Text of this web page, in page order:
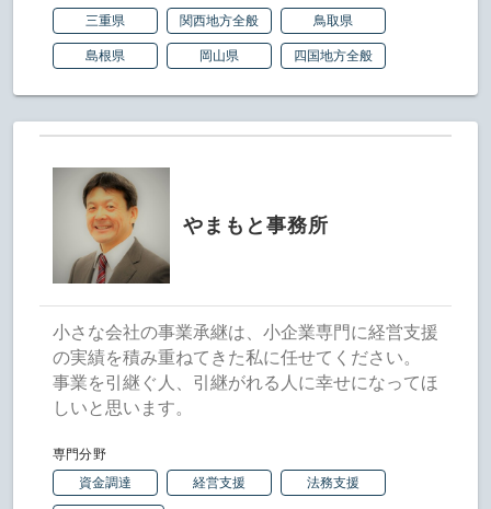
三重県 関西地方全般 鳥取県
島根県 岡山県 四国地方全般
やまもと事務所
小さな会社の事業承継は、小企業専門に経営支援
の実績を積み重ねてきた私に任せてください。
事業を引継ぐ人、引継がれる人に幸せになってほ
しいと思います。
専門分野
資金調達
経営支援 法務支援